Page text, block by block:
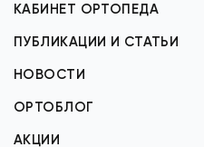
КАБИНЕТ ОРТОПЕДА
ПУБЛИКАЦИИ И СТАТЬИ
НОВОСТИ
ОРТОБЛОГ
АКЦИИ